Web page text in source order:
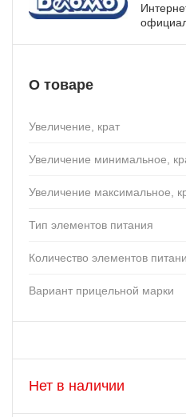
О товаре
Увеличение, крат
Увеличение минимальное,
Увеличение максимальное,
Тип элементов питания
Количество элементов
Вариант прицельной марки
Нет в наличии